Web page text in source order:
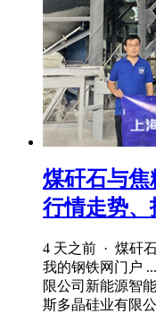
煤矸石与焦
行情走势、
4 天之前 · 煤矸
我的钢铁网门户
限公司新能源智
斯多晶硅业有限